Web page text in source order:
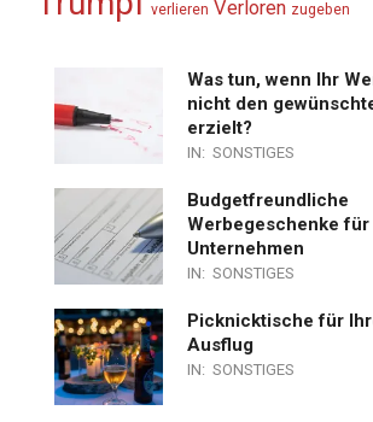
verlieren Verloren zugeben
Was tun, wenn Ihr
nicht den
erzielt?
IN: SONSTIGES
Budgetfreundliche
Werbegeschenke für
Unternehmen
IN: SONSTIGES
Picknicktische für
Ausflug
IN: SONSTIGES